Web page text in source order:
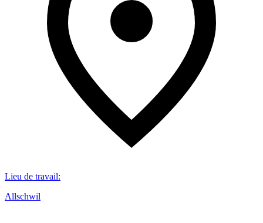
Lieu de travail:
Allschwil